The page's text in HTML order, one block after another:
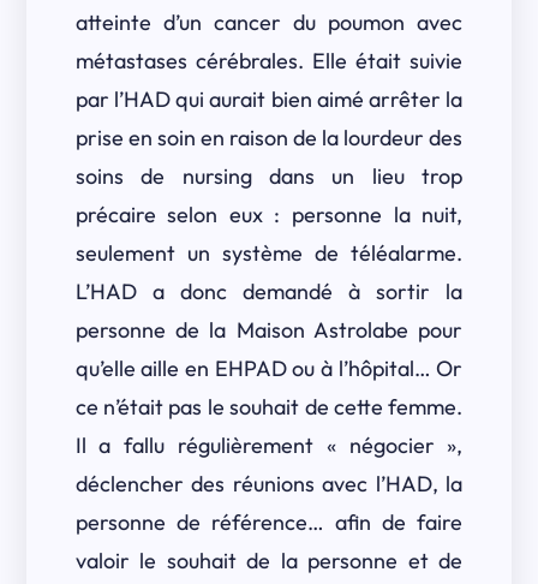
atteinte d’un cancer du poumon avec
métastases cérébrales. Elle était suivie
par l’HAD qui aurait bien aimé arrêter la
prise en soin en raison de la lourdeur des
soins de nursing dans un lieu trop
précaire selon eux : personne la nuit,
seulement un système de téléalarme.
L’HAD a donc demandé à sortir la
personne de la Maison Astrolabe pour
qu’elle aille en EHPAD ou à l’hôpital… Or
ce n’était pas le souhait de cette femme.
Il a fallu régulièrement « négocier »,
déclencher des réunions avec l’HAD, la
personne de référence… afin de faire
valoir le souhait de la personne et de